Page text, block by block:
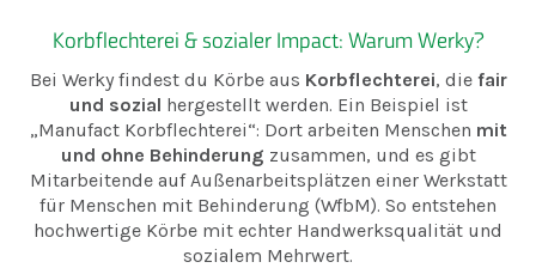
Korbflechterei & sozialer Impact: Warum Werky?
Bei Werky findest du Körbe aus Korbflechterei, die fair
und sozial hergestellt werden. Ein Beispiel ist
„Manufact Korbflechterei“: Dort arbeiten Menschen mit
und ohne Behinderung zusammen, und es gibt
Mitarbeitende auf Außenarbeitsplätzen einer Werkstatt
für Menschen mit Behinderung (WfbM). So entstehen
hochwertige Körbe mit echter Handwerksqualität und
sozialem Mehrwert.